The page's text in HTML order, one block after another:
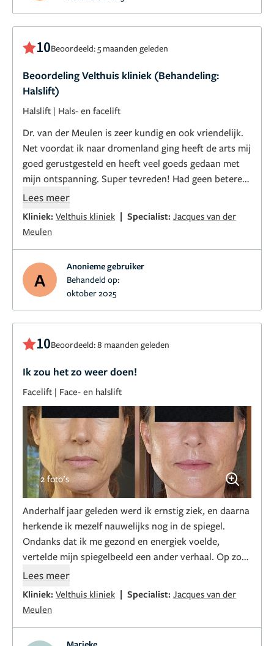
10Beoordeeld: 5 maanden geleden
Beoordeling Velthuis kliniek (Behandeling:
Halslift)
Halslift | Hals- en facelift
Dr. van der Meulen is zeer kundig en ook vriendelijk.
Net voordat ik naar dromenland ging heeft de arts mij
goed gerustgesteld en heeft veel goeds gedaan met
mijn ontspanning. Super tevreden! Had geen betere
arts kunnen krijgen.
Lees meer
Kliniek: Velthuis kliniek | Specialist: Jacques van der
Meulen
A
Anonieme gebruiker
Behandeld op:
oktober 2025
10Beoordeeld: 8 maanden geleden
Ik zou het zo weer doen!
Facelift | Face- en halslift
2 foto’s
Anderhalf jaar geleden werd ik ernstig ziek, en daarna
herkende ik mezelf nauwelijks nog in de spiegel.
Ondanks dat ik me gezond en energiek voelde,
vertelde mijn spiegelbeeld een ander verhaal. Op zoek
naar een oplossing kwam ik terecht bij
Naturalfaces.com en Dr. Jacques van der Meulen. Na
ons consult – via Zoom – wist ik meteen: dit is wat ik
wil. Ik, die nog nooit aan een facelift had gedacht,
Lees meer
Kliniek: Velthuis kliniek | Specialist: Jacques van der
Meulen